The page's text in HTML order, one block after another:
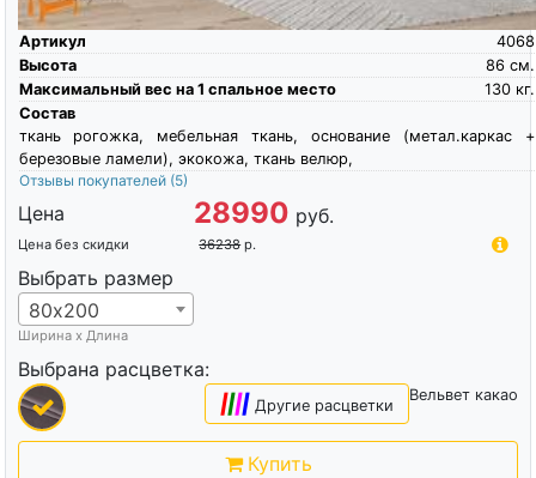
Артикул
4068
Высота
см.
86
Максимальный вес на 1 спальное место
кг.
130
Состав
ткань рогожка, мебельная ткань, основание (метал.каркас +
березовые ламели), экокожа, ткань велюр,
Отзывы покупателей (5)
Цена 28990 руб.
Цена без скидки 36238 р.
Выбрать размер
80х200
Ширина х Длина
Выбрана расцветка:
Вельвет какао
|||| Другие расцветки
Купить